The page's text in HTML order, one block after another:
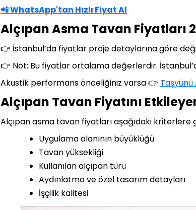
📲 WhatsApp'tan Hızlı Fiyat Al
Alçıpan Asma Tavan Fiyatları
👉 İstanbul’da fiyatlar proje detaylarına göre
👉 Not: Bu fiyatlar ortalama değerlerdir.
Akustik performans önceliğiniz varsa 👉
Alçıpan Tavan Fiyatını
Alçıpan asma tavan fiyatları aşağıdaki kriterlere
Uygulama alanının büyüklüğü
Tavan yüksekliği
Kullanılan alçıpan türü
Aydınlatma ve özel tasarım detayları
İşçilik kalitesi